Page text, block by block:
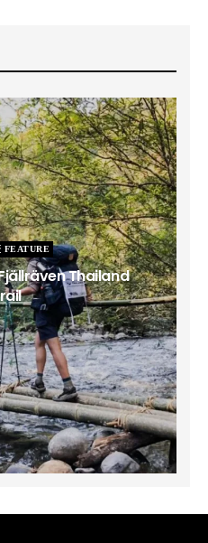
FEATURE
Thailand